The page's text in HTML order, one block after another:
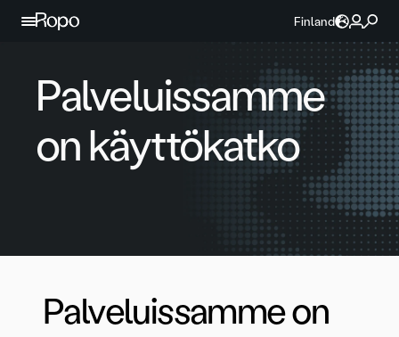
Jatka sisältöön
Finland
Palveluissamme
on käyttökatko
Palveluissamme on